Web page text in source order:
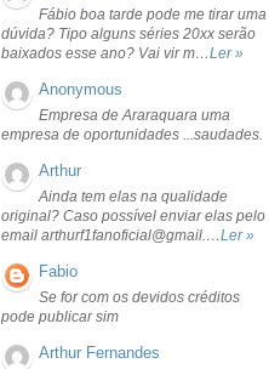
Fábio boa tarde pode me tirar uma
dúvida? Tipo alguns séries 20xx serão
baixados esse ano? Vai vir m…Ler »
Anonymous
Empresa de Araraquara uma
empresa de oportunidades ...saudades.
Arthur
Ainda tem elas na qualidade
original? Caso possível enviar elas pelo
email arthurf1fanoficial@gmail.…Ler »
Fabio
Se for com os devidos créditos
pode publicar sim
Arthur Fernandes